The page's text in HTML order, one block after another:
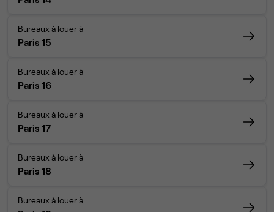
Bureaux à louer à
Paris 15
Bureaux à louer à
Paris 16
Bureaux à louer à
Paris 17
Bureaux à louer à
Paris 18
Bureaux à louer à